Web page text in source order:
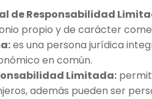
de Responsabilidad
propio y de carácter
es una persona jurídica
en común.
Limitada:
además pueden ser